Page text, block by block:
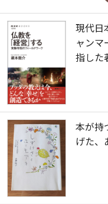
現代日
ャンマ
指した
本が持
げた、